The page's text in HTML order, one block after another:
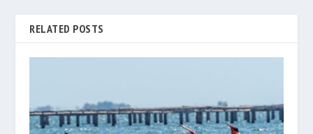
RELATED POSTS